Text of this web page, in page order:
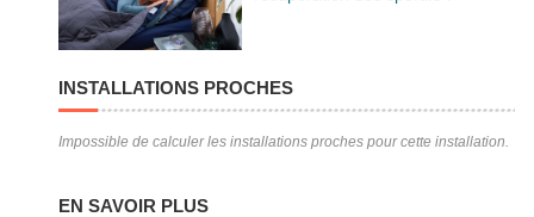
INSTALLATIONS PROCHES
Impossible de calculer les installations proches pour cette installation.
EN SAVOIR PLUS